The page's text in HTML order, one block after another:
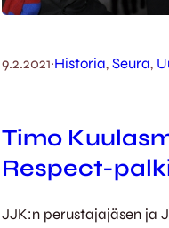
9.2.2021·Historia, Seura,
Timo
Respect-
JJK:n perustajajäsen ja